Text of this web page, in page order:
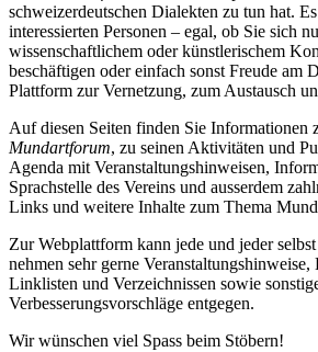
schweizerdeutschen Dialekten zu tun hat.
interessierten Personen – egal, ob Sie sich
wissenschaftlichem oder künstlerischem
beschäftigen oder einfach sonst Freude am
Plattform zur Vernetzung, zum Austausch
Auf diesen Seiten finden Sie Informationen
Mundartforum, zu seinen Aktivitäten und
Agenda mit Veranstaltungshinweisen,
Sprachstelle des Vereins und ausserdem
Links und weitere Inhalte zum Thema
Zur Webplattform kann jede und jeder
nehmen sehr gerne Veranstaltungshinweise,
Linklisten und Verzeichnissen sowie
Verbesserungsvorschläge entgegen.
Wir wünschen viel Spass beim Stöbern!